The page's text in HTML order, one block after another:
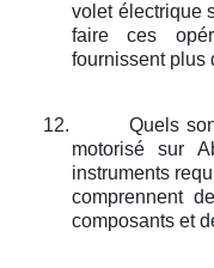
volet électrique
faire ces
fournissent plus
12.
Quels
motorisé sur
instruments
comprennent
composants et